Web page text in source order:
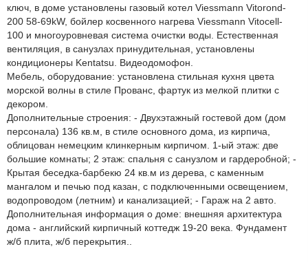
ключ, в доме установлены газовый котел Viessmann Vitorond-
200 58-69kW, бойлер косвенного нагрева Viessmann Vitocell-
100 и многоуровневая система очистки воды. Естественная
вентиляция, в санузлах принудительная, установлены
кондиционеры Kentatsu. Видеодомофон.
Мебель, оборудование: установлена стильная кухня цвета
морской волны в стиле Прованс, фартук из мелкой плитки с
декором.
Дополнительные строения: - Двухэтажный гостевой дом (дом
персонала) 136 кв.м, в стиле основного дома, из кирпича,
облицован немецким клинкерным кирпичом. 1-ый этаж: две
большие комнаты; 2 этаж: спальня с санузлом и гардеробной; -
Крытая беседка-барбекю 24 кв.м из дерева, с каменным
мангалом и печью под казан, с подключенными освещением,
водопроводом (летним) и канализацией; - Гараж на 2 авто.
Дополнительная информация о доме: внешняя архитектура
дома - английский кирпичный коттедж 19-20 века. Фундамент
ж/б плита, ж/б перекрытия..